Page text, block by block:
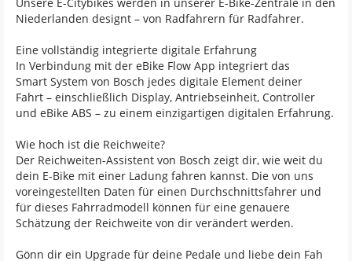
Niederlanden designt – von Radfahrern für Radfahrer.
Eine vollständig integrierte digitale Erfahrung
In Verbindung mit der eBike Flow App integriert das
Smart System von Bosch jedes digitale Element deiner
Fahrt – einschließlich Display, Antriebseinheit, Controller
und eBike ABS – zu einem einzigartigen digitalen Erfahrung.
Wie hoch ist die Reichweite?
Der Reichweiten-Assistent von Bosch zeigt dir, wie weit du
dein E-Bike mit einer Ladung fahren kannst. Die von uns
voreingestellten Daten für einen Durchschnittsfahrer und
für dieses Fahrradmodell können für eine genauere
Schätzung der Reichweite von dir verändert werden.
Gönn dir ein Upgrade für deine Pedale und liebe dein Fah